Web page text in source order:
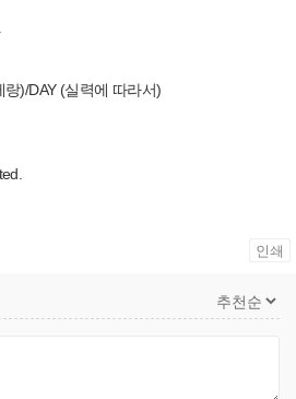
)/DAY (실력에 따라서)
인쇄